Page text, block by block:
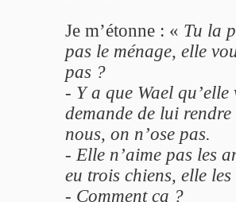
Je m’étonne : « Tu la
pas le ménage, elle
pas ?
- Y a que Wael
demande de lui
nous, on n’ose pas.
- Elle n’aime pas les
eu trois chiens, elle les
- Comment ça ?